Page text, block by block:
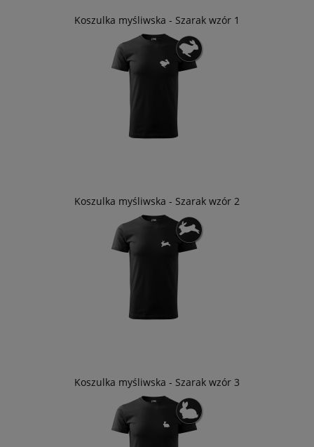
Koszulka myśliwska - Szarak wzór 1
Koszulka myśliwska - Szarak wzór 2
Koszulka myśliwska - Szarak wzór 3